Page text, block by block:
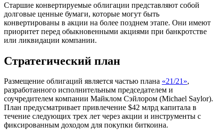
Старшие конвертируемые облигации представляют собой
долговые ценные бумаги, которые могут быть
конвертированы в акции на более позднем этапе. Они имеют
приоритет перед обыкновенными акциями при банкротстве
или ликвидации компании.
Стратегический план
Размещение облигаций является частью плана «21/21»,
разработанного исполнительным председателем и
соучредителем компании Майклом Сэйлором (Michael Saylor).
План предусматривает привлечение $42 млрд капитала в
течение следующих трех лет через акции и инструменты с
фиксированным доходом для покупки биткоина.